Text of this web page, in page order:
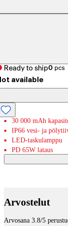
Ready to ship0 pcs
available
30 000 mAh
IP66 vesi- ja
LED-taskulamppu
PD 65W lataus
Arvostelut
Arvosana 3.8/5